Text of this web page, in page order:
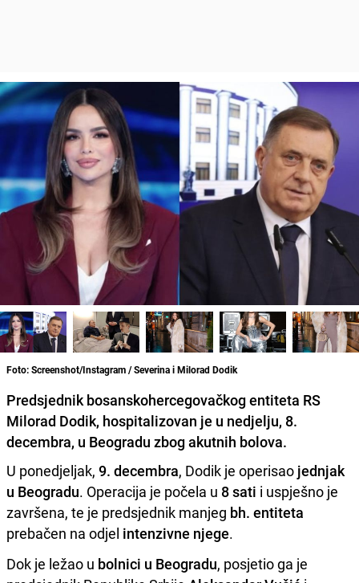
Foto: Screenshot/Instagram / Severina i Milorad Dodik
Predsjednik bosanskohercegovačkog entiteta RS
Milorad Dodik, hospitalizovan je u nedjelju, 8.
decembra, u Beogradu zbog akutnih bolova.
U ponedjeljak, 9. decembra, Dodik je operisao jednjak
u Beogradu. Operacija je počela u 8 sati i uspješno je
završena, te je predsjednik manjeg bh. entiteta
prebačen na odjel intenzivne njege.
Dok je ležao u bolnici u Beogradu, posjetio ga je